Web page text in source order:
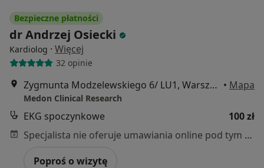
Bezpieczne płatności
dr Andrzej Osiecki
Kardiolog · Więcej
32 opinie
Zygmunta Modzelewskiego 6/ LU1, Warszawa • Mapa
Medon Clinical Research
EKG spoczynkowe
100 zł
Specjalista nie oferuje umawiania online pod tym adresem.
Poproś o wizytę